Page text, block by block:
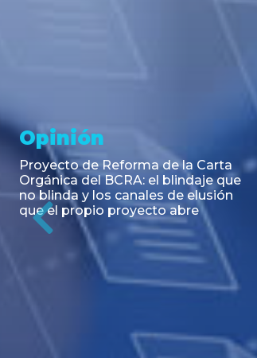
Noticia
RESOLUCIÓN 271/2026 de la
SECRETARIA DE COORDINACIÓN
DE PRODUCCIÓN: Actualización y
unificación de las advertencias
obligatorias en la publicidad de
juegos y apuestas en...
Previous